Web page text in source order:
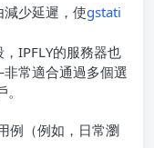
減少延遲，使gstati
，IPFLY的服務器也
常適合通過多個選
例（例如，日常瀏